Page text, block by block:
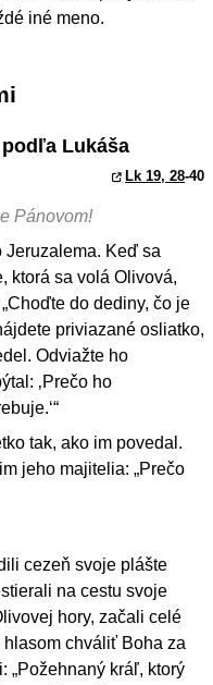
iné meno.
Lukáša
Lk 19, 28-40
Pánovom!
Keď sa
ktorá sa volá Olivová,
do dediny, čo je
priviazané osliatko,
Odviažte ho
‚Prečo ho
tak, ako im povedal.
jeho majitelia: „Prečo
cezeň svoje plášte
na cestu svoje
hory, začali celé
chváliť Boha za
„Požehnaný kráľ, ktorý